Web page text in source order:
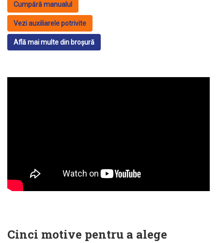
Cumpără manualul
Vezi auxiliarele potrivite
Află mai multe din broșură
Cinci motive pentru a alege